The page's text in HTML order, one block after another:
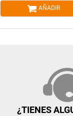
AÑADIR
¿TIENES